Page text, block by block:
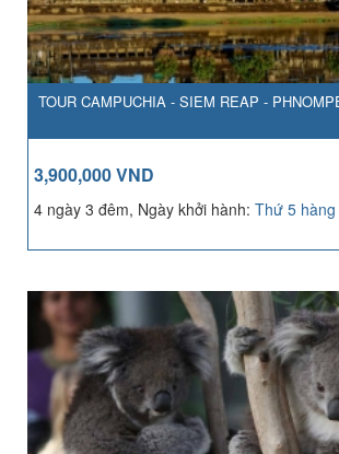
TOUR CAMPUCHIA - SIEM REAP -
3,900,000 VND
4 ngày 3 đêm, Ngày khởi hành: Thứ 5 hàng